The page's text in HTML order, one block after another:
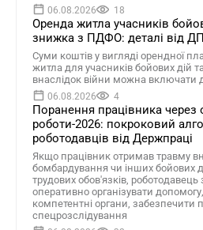
06.08.2026 18
Оренда житла учасників
знижка з ПДФО: деталі від
Суми коштів у вигляді орендної
житла для учасників бойових дій
внаслідок війни можна включати
06.08.2026 4
Поранення працівника через
роботи-2026: покроковий
роботодавців від Держпраці
Якщо працівник отримав травму
бомбардування чи інших бойових
трудових обов'язків,
оперативно організувати
компетентні органи, забезпечити
спецрозслідування